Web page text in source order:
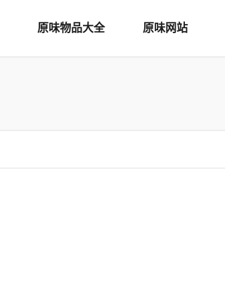
原味物品大全 原味网站